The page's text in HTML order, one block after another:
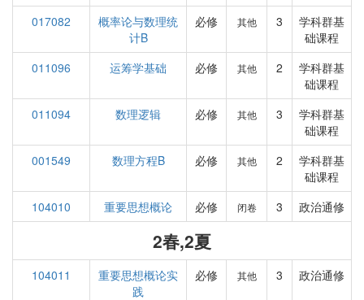
017082
概率论与数理统
计B
必修 其他 3
学科群基
础课程
011096
运筹学基础 必修 其他 2
学科群基
础课程
011094
数理逻辑 必修 其他 3
学科群基
础课程
001549
数理方程B 必修 其他 2
学科群基
础课程
104010
重要思想概论 必修 闭卷 3 政治通修
2春,2夏
104011
重要思想概论实
践
必修 其他 3 政治通修